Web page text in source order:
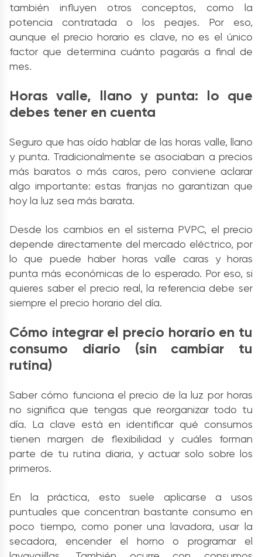
también influyen otros conceptos, como la
potencia contratada o los peajes. Por eso,
aunque el precio horario es clave, no es el único
factor que determina cuánto pagarás a final de
mes.
Horas valle, llano y punta: lo que
debes tener en cuenta
Seguro que has oído hablar de las horas valle, llano
y punta. Tradicionalmente se asociaban a precios
más baratos o más caros, pero conviene aclarar
algo importante: estas franjas no garantizan que
hoy la luz sea más barata.
Desde los cambios en el sistema PVPC, el precio
depende directamente del mercado eléctrico, por
lo que puede haber horas valle caras y horas
punta más económicas de lo esperado. Por eso, si
quieres saber el precio real, la referencia debe ser
siempre el precio horario del día.
Cómo integrar el precio horario en tu
consumo diario (sin cambiar tu
rutina)
Saber cómo funciona el precio de la luz por horas
no significa que tengas que reorganizar todo tu
día. La clave está en identificar qué consumos
tienen margen de flexibilidad y cuáles forman
parte de tu rutina diaria, y actuar solo sobre los
primeros.
En la práctica, esto suele aplicarse a usos
puntuales que concentran bastante consumo en
poco tiempo, como poner una lavadora, usar la
secadora, encender el horno o programar el